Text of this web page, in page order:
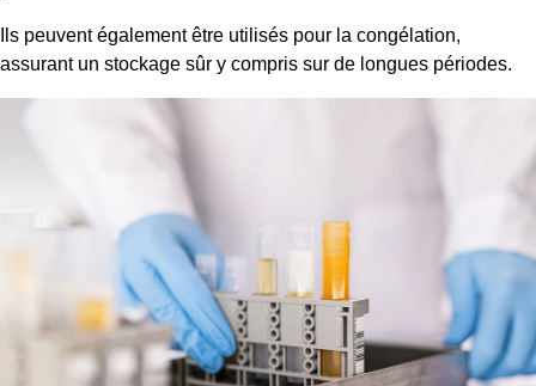
Ils peuvent également être utilisés pour la congélation,
assurant un stockage sûr y compris sur de longues périodes.